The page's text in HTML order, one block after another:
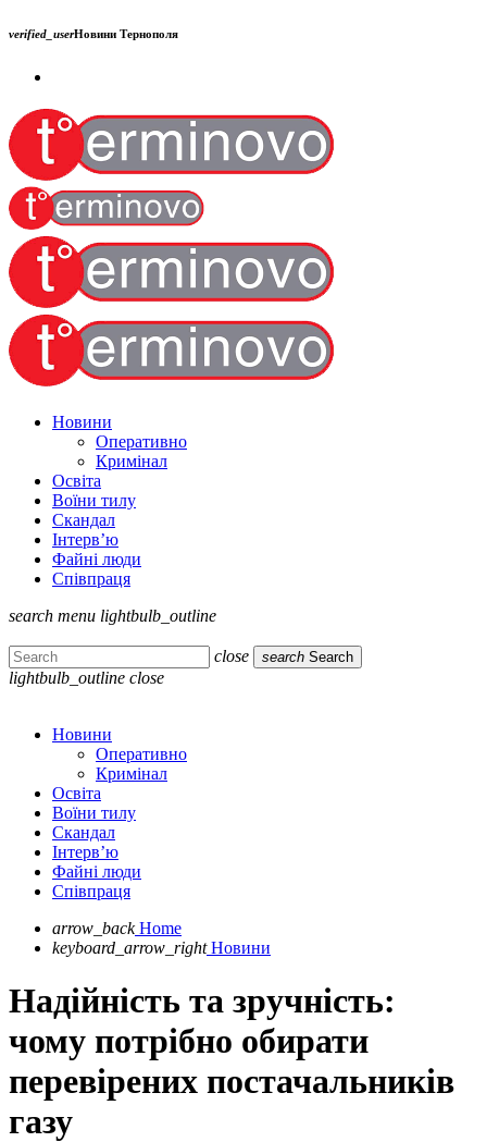
verified_userНовини Тернополя
Новини
Оперативно
Кримінал
Освіта
Воїни тилу
Скандал
Інтерв’ю
Файні люди
Співпраця
search menu lightbulb_outline
close search Search
lightbulb_outline close
Новини
Оперативно
Кримінал
Освіта
Воїни тилу
Скандал
Інтерв’ю
Файні люди
Співпраця
arrow_back Home
keyboard_arrow_right Новини
Надійність та зручність:
чому потрібно обирати
перевірених постачальників
газу